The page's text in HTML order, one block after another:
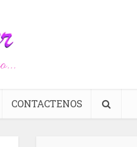
CONTACTENOS